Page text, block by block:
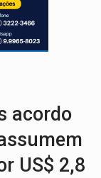
anos de emancipação com
de plástico ou
acordo
US$ 2,8